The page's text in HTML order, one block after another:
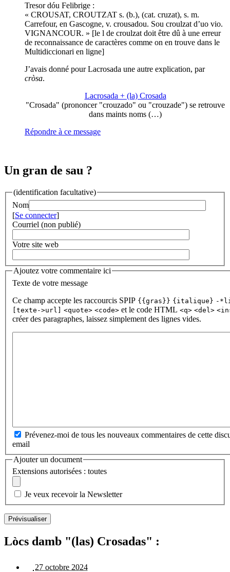
Tresor dóu Felibrige :
« CROUSAT, CROUTZAT s. (b.), (cat. cruzat), s. m.
Carrefour, en Gascogne, v. crousadou. Sou croulzat d’uo vio.
VIGNANCOUR. » [le l de croulzat doit être dû à une erreur
de reconnaissance de caractères comme on en trouve dans le
Multidiccionari en ligne]
J’avais donné pour Lacrosada une autre explication, par
cròsa.
Lacrosada + (la) Crosada
"Crosada" (prononcer "crouzado" ou "crouzade") se retrouve
dans maints noms (…)
Répondre à ce message
Un gran de sau ?
(identification facultative)
Nom
[Se connecter]
Courriel (non publié)
Votre site web
Ajoutez votre commentaire ici
Texte de votre message
Ce champ accepte les raccourcis SPIP {{gras}} {italique} -
[texte->url] <quote> <code> et le code HTML <q> <del>
créer des paragraphes, laissez simplement des lignes vides.
Prévenez-moi de tous les nouveaux commentaires de cette
email
Ajouter un document
Extensions autorisées : toutes
Je veux recevoir la Newsletter
Lòcs damb "(las) Crosadas" :
27 octobre 2024